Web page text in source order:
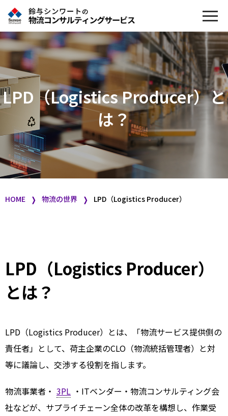
LPD（Logistics Producer）と
は？
HOME ❭ 物流の世界 ❭ LPD（Logistics Producer）
LPD（Logistics Producer）
とは？
LPD（Logistics Producer）とは、「物流サービス提供側の
責任者」として、荷主企業のCLO（物流統括管理者）と対
等に議論し、交渉する役割を指します。
物流事業者・ 3PL ・ITベンダー・物流コンサルティング会
社などが、サプライチェーン全体の改革を構想し、作業受